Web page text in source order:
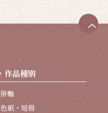
作品種別
掛軸
色紙・短冊
ペ